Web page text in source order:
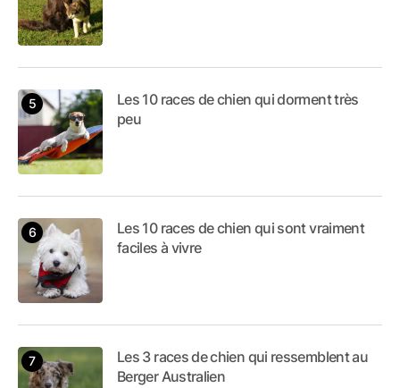
Les 10 races de chien qui dorment très
peu
Les 10 races de chien qui sont vraiment
faciles à vivre
Les 3 races de chien qui ressemblent au
Berger Australien